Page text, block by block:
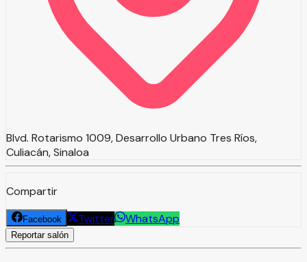
Blvd. Rotarismo 1009, Desarrollo Urbano Tres Ríos,
Culiacán, Sinaloa
Compartir
Facebook Twitter WhatsApp
Reportar salón